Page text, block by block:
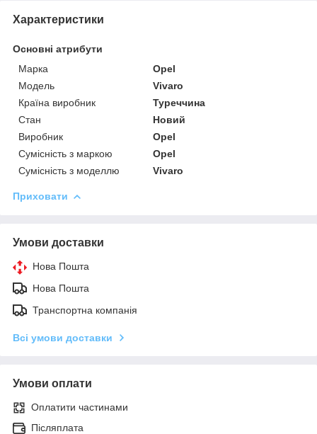
Характеристики
Основні атрибути
Марка
Opel
Модель
Vivaro
Країна виробник
Туреччина
Стан
Новий
Виробник
Opel
Сумісність з маркою
Opel
Сумісність з моделлю
Vivaro
Приховати
Умови доставки
Нова Пошта
Нова Пошта
Транспортна компанія
Всі умови доставки
Умови оплати
Оплатити частинами
Післяплата